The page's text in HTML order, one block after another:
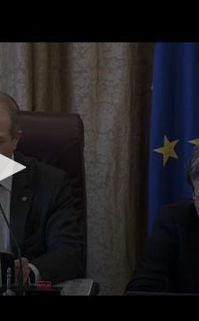
dei Deputati
di navigazione